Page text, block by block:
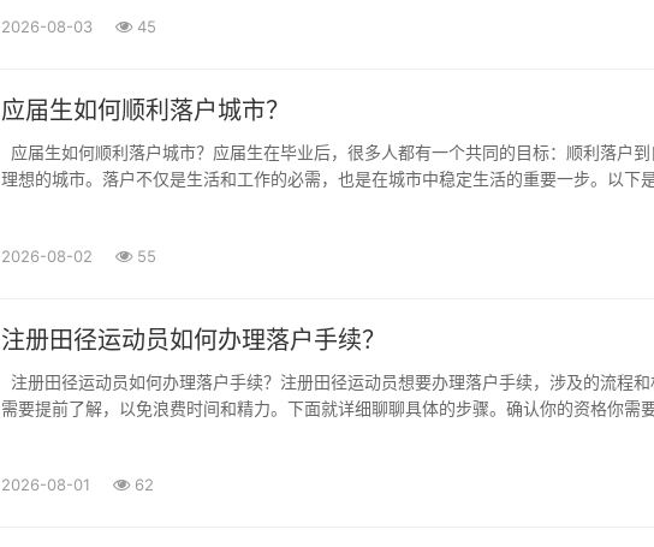
2026-08-03 45
应届生如何顺利落户城市？
理想的城市。落户不仅是生活和工作的必需，也是在城市中稳定生活的重要一步。以下
2026-08-02 55
注册田径运动员如何办理落户手续？
需要提前了解，以免浪费时间和精力。下面就详细聊聊具体的步骤。确认你的资格你需
2026-08-01 62